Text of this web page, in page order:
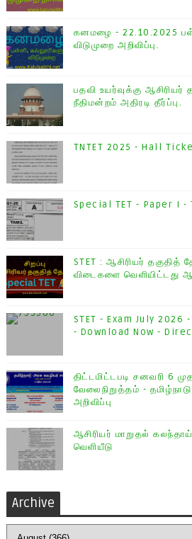
கனமழை - 22.10.2025
விடுமுறை அறிவிப்பு.
பதவி உயர்வுக்கு ஆசிரியர்
நீதிமன்றம் அதிரடி தீர்ப்பு.
TNTET 2025 - Hall
Special TET - Paper I
STET : ஆசிரியர் தகுதித்
விடைகளை வெளியிட்டது
STET - Exam July
- Download Now -
திட்டமிட்டபடி சனவரி 6
வேலைநிறுத்தம் -
அறிவிப்பு
ஆசிரியர் மாறுதல்
வெளியீடு
Archive